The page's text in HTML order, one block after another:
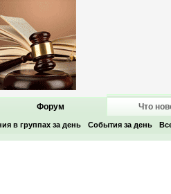
Форум Что
в группах за день События за день